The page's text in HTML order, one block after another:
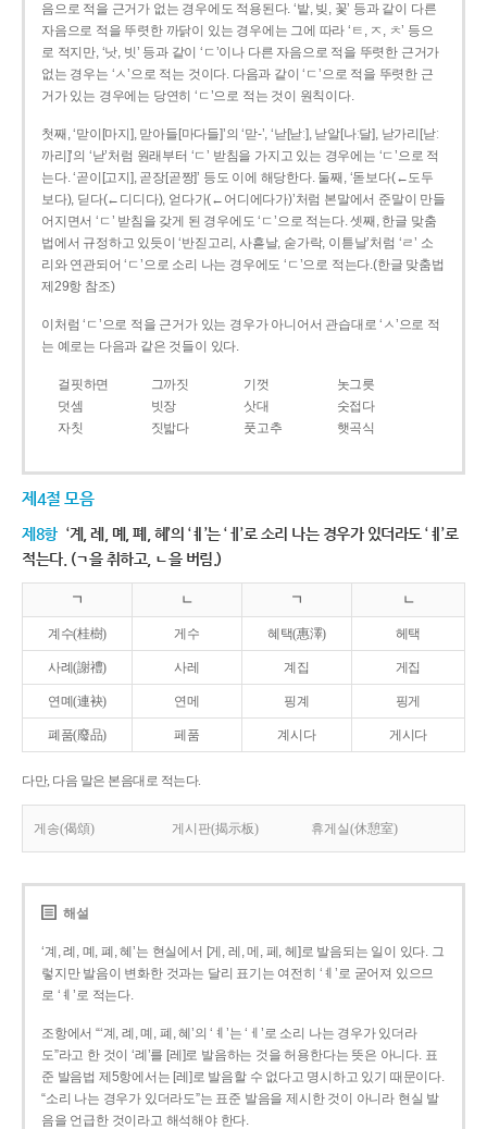
음으로 적을 근거가 없는 경우에도 적용된다. ‘밭, 빚, 꽃’ 등과 같이 다른
자음으로 적을 뚜렷한 까닭이 있는 경우에는 그에 따라 ‘ㅌ, ㅈ, ㅊ’ 등으
로 적지만, ‘낫, 빗’ 등과 같이 ‘ㄷ’이나 다른 자음으로 적을 뚜렷한 근거가
없는 경우는 ‘ㅅ’으로 적는 것이다. 다음과 같이 ‘ㄷ’으로 적을 뚜렷한 근
거가 있는 경우에는 당연히 ‘ㄷ’으로 적는 것이 원칙이다.
첫째, ‘맏이[마지], 맏아들[마다들]’의 ‘맏-’, ‘낟[낟ː], 낟알[나ː달], 낟가리[낟ː
까리]’의 ‘낟’처럼 원래부터 ‘ㄷ’ 받침을 가지고 있는 경우에는 ‘ㄷ’으로 적
는다. ‘곧이[고지], 곧장[곧짱]’ 등도 이에 해당한다. 둘째, ‘돋보다(←도두
보다), 딛다(←디디다), 얻다가(←어디에다가)’처럼 본말에서 준말이 만들
어지면서 ‘ㄷ’ 받침을 갖게 된 경우에도 ‘ㄷ’으로 적는다. 셋째, 한글 맞춤
법에서 규정하고 있듯이 ‘반짇고리, 사흗날, 숟가락, 이튿날’처럼 ‘ㄹ’ 소
리와 연관되어 ‘ㄷ’으로 소리 나는 경우에도 ‘ㄷ’으로 적는다.(한글 맞춤법
제29항 참조)
이처럼 ‘ㄷ’으로 적을 근거가 있는 경우가 아니어서 관습대로 ‘ㅅ’으로 적
는 예로는 다음과 같은 것들이 있다.
걸핏하면 그까짓 기껏
놋그릇
덧셈
빗장 삿대
숫접다
자칫
짓밟다 풋고추 햇곡식
제4절 모음
제8항 ‘계, 례, 몌, 폐, 혜’의 ‘ㅖ’는 ‘ㅔ’로 소리 나는 경우가 있더라도 ‘ㅖ’로
적는다. (ㄱ을 취하고, ㄴ을 버림.)
ㄱ ㄴ ㄱ ㄴ
계수(桂樹) 게수 혜택(惠澤) 헤택
사례(謝禮) 사레 계집 게집
연몌(連袂) 연메 핑계 핑게
폐품(廢品) 페품 계시다 게시다
다만, 다음 말은 본음대로 적는다.
게송(偈頌) 게시판(揭示板) 휴게실(休憩室)
해설
‘계, 례, 몌, 폐, 혜’는 현실에서 [게, 레, 메, 페, 헤]로 발음되는 일이 있다. 그
렇지만 발음이 변화한 것과는 달리 표기는 여전히 ‘ㅖ’로 굳어져 있으므
로 ‘ㅖ’로 적는다.
조항에서 “‘계, 례, 몌, 폐, 혜’의 ‘ㅖ’는 ‘ㅔ’로 소리 나는 경우가 있더라
도”라고 한 것이 ‘례’를 [레]로 발음하는 것을 허용한다는 뜻은 아니다. 표
준 발음법 제5항에서는 [레]로 발음할 수 없다고 명시하고 있기 때문이다.
“소리 나는 경우가 있더라도”는 표준 발음을 제시한 것이 아니라 현실 발
음을 언급한 것이라고 해석해야 한다.